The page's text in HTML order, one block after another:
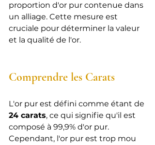
proportion d'or pur contenue dans
un alliage. Cette mesure est
cruciale pour déterminer la valeur
et la qualité de l'or.
Comprendre les Carats
L'or pur est défini comme étant de
24 carats, ce qui signifie qu'il est
composé à 99,9% d'or pur.
Cependant, l'or pur est trop mou